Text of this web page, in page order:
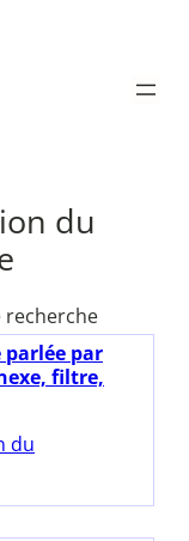
du
par
filtre,
du